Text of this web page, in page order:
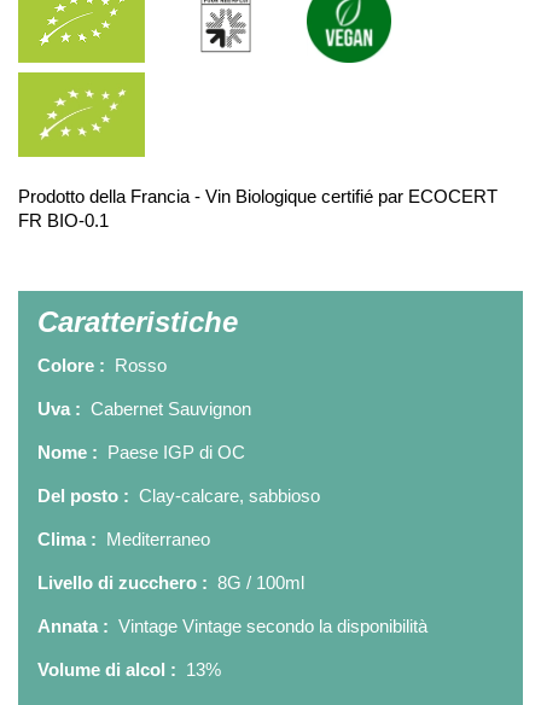
Prodotto della Francia - Vin Biologique certifié par ECOCERT
FR BIO-0.1
Caratteristiche
Colore : Rosso
Uva : Cabernet Sauvignon
Nome : Paese IGP di OC
Del posto : Clay-calcare, sabbioso
Clima : Mediterraneo
Livello di zucchero : 8G / 100ml
Annata : Vintage Vintage secondo la disponibilità
Volume di alcol : 13%